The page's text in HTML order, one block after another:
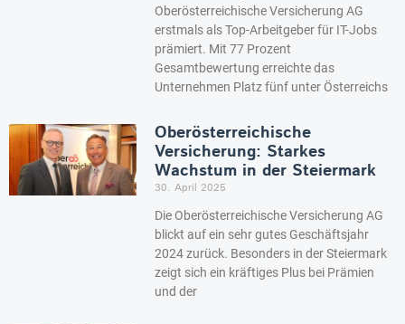
Oberösterreichische Versicherung AG
erstmals als Top-Arbeitgeber für IT-Jobs
prämiert. Mit 77 Prozent
Gesamtbewertung erreichte das
Unternehmen Platz fünf unter Österreichs
Oberösterreichische
Versicherung: Starkes
Wachstum in der Steiermark
30. April 2025
Die Oberösterreichische Versicherung AG
blickt auf ein sehr gutes Geschäftsjahr
2024 zurück. Besonders in der Steiermark
zeigt sich ein kräftiges Plus bei Prämien
und der